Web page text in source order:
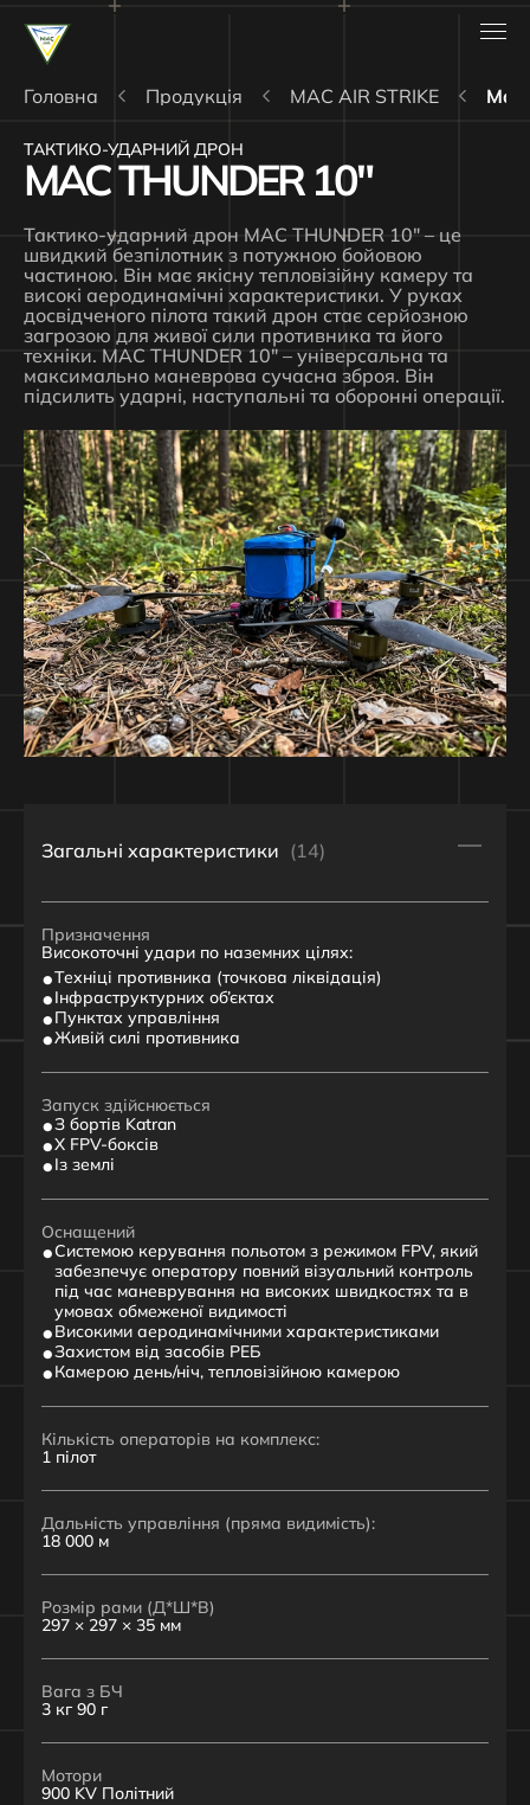
Головна Продукція MAC AIR STRIKE Mac
ТАКТИКО-УДАРНИЙ ДРОН
MAC THUNDER 10″
Тактико-ударний дрон MAC THUNDER 10″ – це
швидкий безпілотник з потужною бойовою
частиною. Він має якісну тепловізійну камеру та
високі аеродинамічні характеристики. У руках
досвідченого пілота такий дрон стає серйозною
загрозою для живої сили противника та його
техніки. MAC THUNDER 10″ – універсальна та
максимально маневрова сучасна зброя. Він
підсилить ударні, наступальні та оборонні операції.
Загальні характеристики (14)
Призначення
Високоточні удари по наземних цілях:
Техніці противника (точкова ліквідація)
Інфраструктурних об’єктах
Пунктах управління
Живій силі противника
Запуск здійснюється
З бортів Katran
Х FPV-боксів
Із землі
Оснащений
Системою керування польотом з режимом FPV, який
забезпечує оператору повний візуальний контроль
під час маневрування на високих швидкостях та в
умовах обмеженої видимості
Високими аеродинамічними характеристиками
Захистом від засобів РЕБ
Камерою день/ніч, тепловізійною камерою
Кількість операторів на комплекс:
1 пілот
Дальність управління (пряма видимість):
18 000 м
Розмір рами (Д*Ш*В)
297 × 297 × 35 мм
Вага з БЧ
3 кг 90 г
Мотори
900 KV Політний